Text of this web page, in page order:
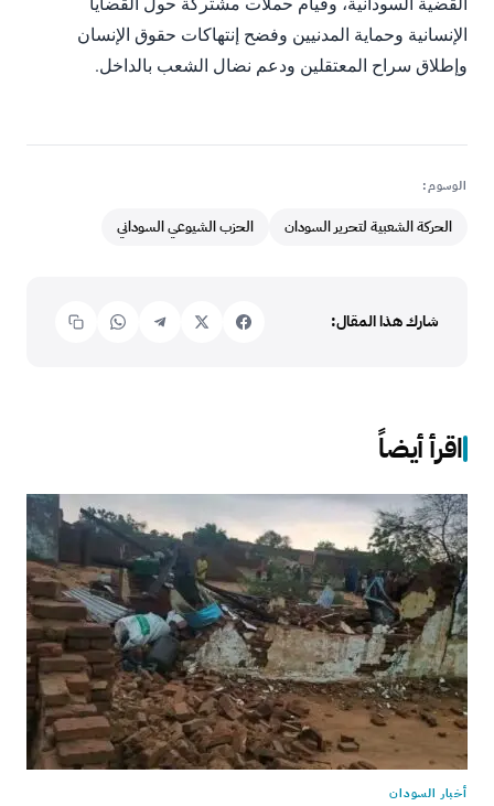
الإنسانية وحماية المدنيين وفضح إنتهاكات حقوق الإنسان
وإطلاق سراح المعتقلين ودعم نضال الشعب بالداخل.
الوسوم:
الحركة الشعبية لتحرير السودان الحزب الشيوعي السوداني
شارك هذا المقال:
اقرأ أيضاً
أخبار السودان